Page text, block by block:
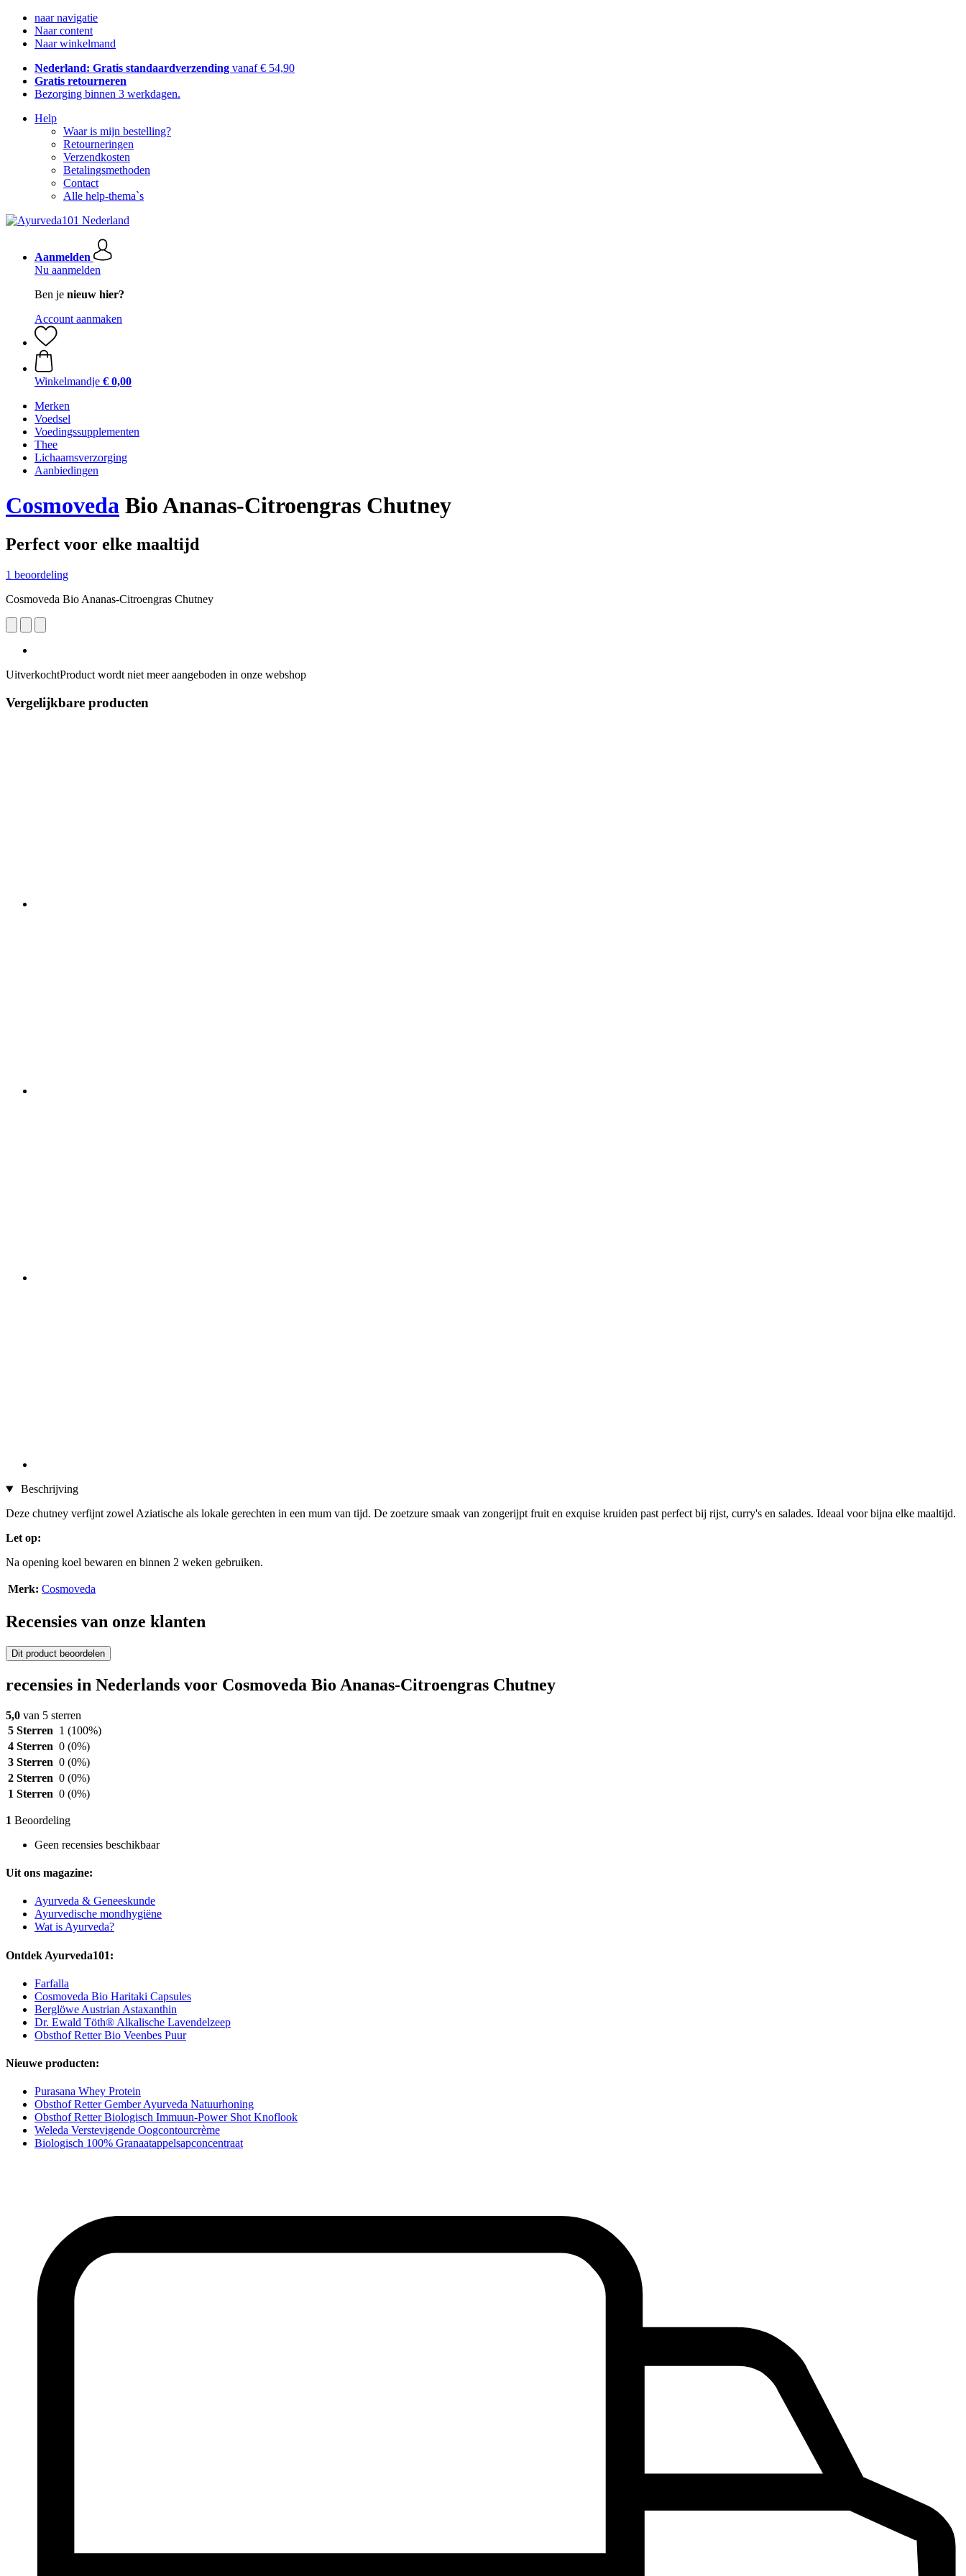
naar navigatie
Naar content
Naar winkelmand
Nederland: Gratis standaardverzending vanaf € 54,90
Gratis retourneren
Bezorging binnen 3 werkdagen.
Help
Waar is mijn bestelling?
Retourneringen
Verzendkosten
Betalingsmethoden
Contact
Alle help-thema`s
Aanmelden
Nu aanmelden
Ben je nieuw hier?
Account aanmaken
Winkelmandje € 0,00
Merken
Voedsel
Voedingssupplementen
Thee
Lichaamsverzorging
Aanbiedingen
Cosmoveda Bio Ananas-Citroengras Chutney
Perfect voor elke maaltijd
1 beoordeling
Cosmoveda Bio Ananas-Citroengras Chutney
UitverkochtProduct wordt niet meer aangeboden in onze webshop
Vergelijkbare producten
Beschrijving
Deze chutney verfijnt zowel Aziatische als lokale gerechten in een mum van tijd. De zoetzure smaak van zongerijpt fruit en exquise kruiden past perfect bij rijst, curry's en salades. Ideaal voor bijna elke maaltijd.
Let op:
Na opening koel bewaren en binnen 2 weken gebruiken.
Merk: Cosmoveda
Recensies van onze klanten
Dit product beoordelen
recensies in Nederlands voor Cosmoveda Bio Ananas-Citroengras Chutney
5,0 van 5 sterren
5 Sterren 1 (100%)
4 Sterren 0 (0%)
3 Sterren 0 (0%)
2 Sterren 0 (0%)
1 Sterren 0 (0%)
1 Beoordeling
Geen recensies beschikbaar
Uit ons magazine:
Ayurveda & Geneeskunde
Ayurvedische mondhygiëne
Wat is Ayurveda?
Ontdek Ayurveda101:
Farfalla
Cosmoveda Bio Haritaki Capsules
Berglöwe Austrian Astaxanthin
Dr. Ewald Töth® Alkalische Lavendelzeep
Obsthof Retter Bio Veenbes Puur
Nieuwe producten:
Purasana Whey Protein
Obsthof Retter Gember Ayurveda Natuurhoning
Obsthof Retter Biologisch Immuun-Power Shot Knoflook
Weleda Verstevigende Oogcontourcrème
Biologisch 100% Granaatappelsapconcentraat